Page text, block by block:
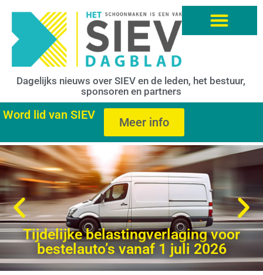
Dagelijks nieuws over SIEV en de leden, het bestuur,
sponsoren en partners
Word lid van SIEV
Meer info
Tijdelijke belastingverlaging voor
bestelauto’s vanaf 1 juli 2026